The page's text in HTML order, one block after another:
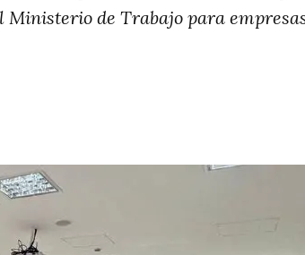
de Trabajo para